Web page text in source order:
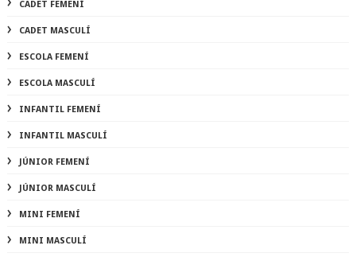
CADET FEMENÍ
CADET MASCULÍ
ESCOLA FEMENÍ
ESCOLA MASCULÍ
INFANTIL FEMENÍ
INFANTIL MASCULÍ
JÚNIOR FEMENÍ
JÚNIOR MASCULÍ
MINI FEMENÍ
MINI MASCULÍ